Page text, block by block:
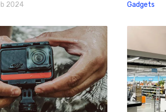
2024 Gadgets